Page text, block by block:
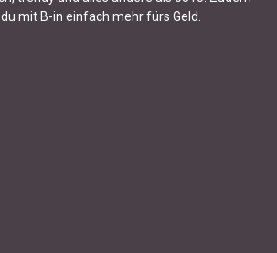
mit B-in einfach mehr fürs Geld.